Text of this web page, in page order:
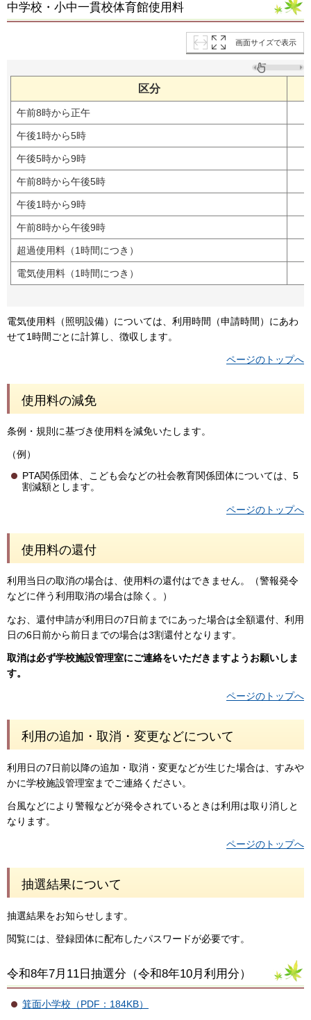
中学校・小中一貫校体育館使用料
画面サイズで表示
区分
午前8時から正午
午後1時から5時
午後5時から9時
午前8時から午後5時
午後1時から9時
午前8時から午後9時
超過使用料（1時間につき）
電気使用料（1時間につき）
電気使用料（照明設備）については、利用時間（申請時間）にあわ
せて1時間ごとに計算し、徴収します。
ページのトップへ
使用料の減免
条例・規則に基づき使用料を減免いたします。
（例）
PTA関係団体、こども会などの社会教育関係団体については、5
割減額とします。
ページのトップへ
使用料の還付
利用当日の取消の場合は、使用料の還付はできません。（警報発令
などに伴う利用取消の場合は除く。）
なお、還付申請が利用日の7日前までにあった場合は全額還付、利用
日の6日前から前日までの場合は3割還付となります。
取消は必ず学校施設管理室にご連絡をいただきますようお願いしま
す。
ページのトップへ
利用の追加・取消・変更などについて
利用日の7日前以降の追加・取消・変更などが生じた場合は、すみや
かに学校施設管理室までご連絡ください。
台風などにより警報などが発令されているときは利用は取り消しと
なります。
ページのトップへ
抽選結果について
抽選結果をお知らせします。
閲覧には、登録団体に配布したパスワードが必要です。
令和8年7月11日抽選分（令和8年10月利用分）
箕面小学校（PDF：184KB）